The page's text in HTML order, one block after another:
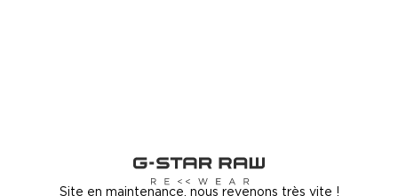
Site en maintenance, nous revenons très vite !